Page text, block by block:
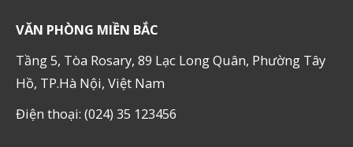
VĂN PHÒNG MIỀN BẮC
Tầng 5, Tòa Rosary, 89 Lạc Long Quân, Phường Tây
Hồ, TP.Hà Nội, Việt Nam
Điện thoại: (024) 35 123456